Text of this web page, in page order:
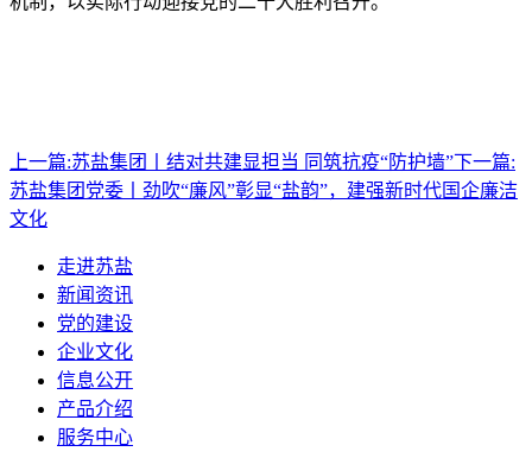
上一篇:苏盐集团丨结对共建显担当 同筑抗疫“防护墙”下一篇:
苏盐集团党委丨劲吹“廉风”彰显“盐韵”，建强新时代国企廉洁
文化
走进苏盐
新闻资讯
党的建设
企业文化
信息公开
产品介绍
服务中心